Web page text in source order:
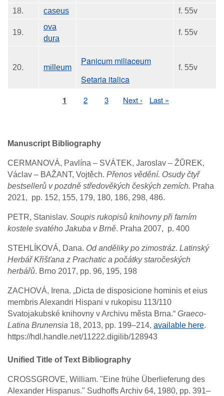
18. caseus f. 55v
19.
ova
dura
f. 55v
20. milleum
Panicum miliaceum
Setaria italica
f. 55v
Page
1 Page
2 Page
3
Next
Next ›
Last
Last »
Manuscript Bibliography
CERMANOVÁ, Pavlína – SVÁTEK, Jaroslav – ŽŮREK,
Václav – BAŽANT, Vojtěch. Přenos vědění. Osudy čtyř
bestsellerů v pozdně středověkých českých zemích. Praha
2021, pp. 152, 155, 179, 180, 186, 298, 486.
PETR, Stanislav. Soupis rukopisů knihovny při farním
kostele svatého Jakuba v Brně. Praha 2007, p. 400
STEHLÍKOVÁ, Dana. Od anděliky po zimostráz. Latinský
Herbář Křišťana z Prachatic a počátky staročeských
herbářů. Brno 2017, pp. 96, 195, 198
ZACHOVÁ, Irena. „Dicta de disposicione hominis et eius
membris Alexandri Hispani v rukopisu 113/110
Svatojakubské knihovny v Archivu města Brna.“ Graeco-
Latina Brunensia 18, 2013, pp. 199–214, available here.
https://hdl.handle.net/11222.digilib/128943
Unified Title of Text Bibliography
CROSSGROVE, William. "Eine frühe Überlieferung des
Alexander Hispanus." Sudhoffs Archiv 64, 1980, pp. 391–